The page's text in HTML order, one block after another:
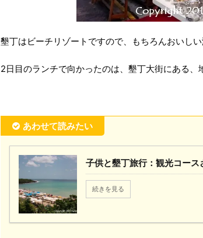
墾丁はビーチリゾートですので、もちろんおいし
2日目のランチで向かったのは、墾丁大街にある、
あわせて読みたい
子供と墾丁旅行：観光コー
続きを見る